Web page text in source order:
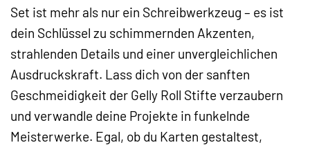
Set ist mehr als nur ein Schreibwerkzeug – es ist
dein Schlüssel zu schimmernden Akzenten,
strahlenden Details und einer unvergleichlichen
Ausdruckskraft. Lass dich von der sanften
Geschmeidigkeit der Gelly Roll Stifte verzaubern
und verwandle deine Projekte in funkelnde
Meisterwerke. Egal, ob du Karten gestaltest,